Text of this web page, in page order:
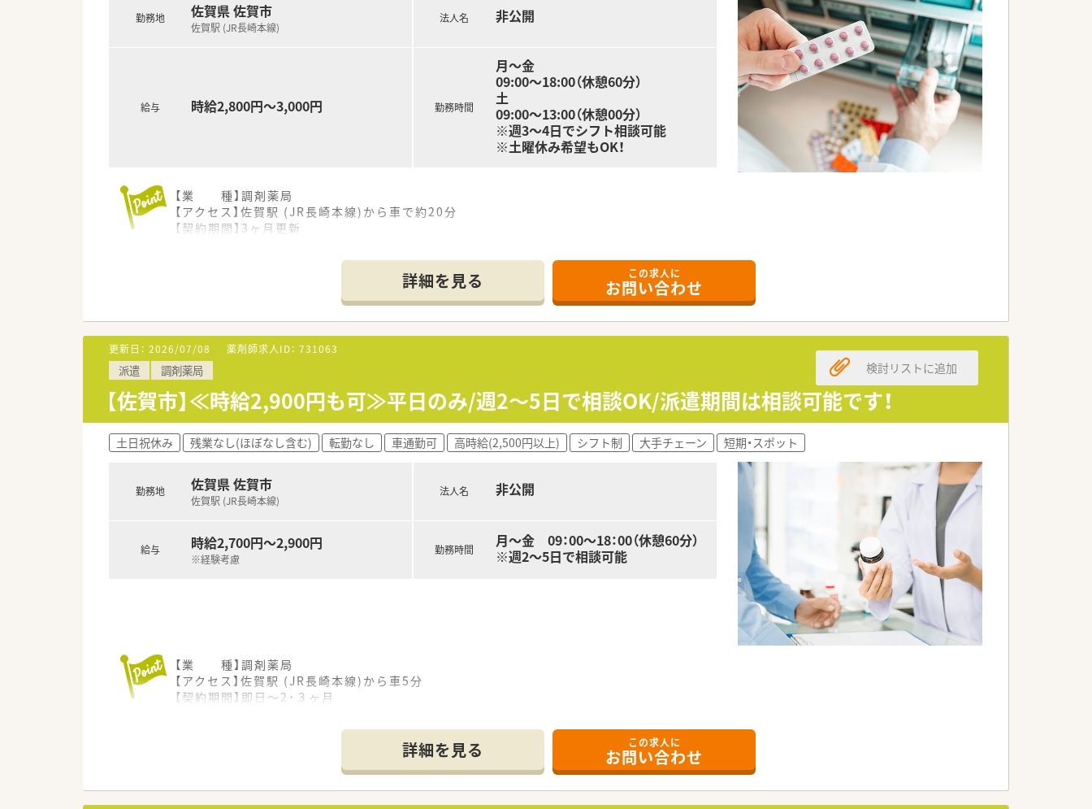
勤務地 佐賀県 佐賀市
佐賀駅 (JR長崎本線)
給与 時給2,800円～3,000円
法人名 非公開
勤務時間
月～金
09:00～18:00（休憩60分）
土
09:00～13:00（休憩00分）
※週3～4日でシフト相談可能
※土曜休み希望もOK！
【業 種】調剤薬局
【アクセス】佐賀駅 (JR長崎本線)から車で約20分
【契約期間】3ヶ月更新
※週3～4日でシフト相談可能
※土曜休み希望もOK！
【応需科目】内科,皮膚科,泌尿器科,透析,在宅(居宅),在宅(施設)
【応需枚数】30～40枚/日
【人員体制】薬剤師 常勤1名 パート1名 事務員 1名
********************************
＼手厚いサポートが魅力のファルマスタッフ／
■万全のサポート体制：2名体制で担当がつきしっかりサポート！
■各種保険を完備：社会保険(週20時間以上)/雇用保険/薬剤師賠償責任保険
■充実の休暇制度：有給休暇(6ヶ月以上勤務)、夏季休暇、慶弔休暇など
ご希望条件に合わせて求人をお探しします！
まずはお気軽にお問い合わせください。
詳細を見る この求人に
お問い合わせ
更新日： 2026/07/08 薬剤師求人ID： 731063
派遣 調剤薬局
【佐賀市】≪時給2,900円も可≫平日のみ/週2～5日で相談OK/派遣期間は相談可能です！
検討リストに追加
土日祝休み 残業なし(ほぼなし含む) 転勤なし 車通勤可 高時給(2,500円以上) シフト制 大手チェーン 短期・スポット
勤務地 佐賀県 佐賀市
佐賀駅 (JR長崎本線)
給与 時給2,700円～2,900円
※経験考慮
法人名 非公開
勤務時間
月～金 09：00～18：00（休憩60分）
※週2～5日で相談可能
【業 種】調剤薬局
【アクセス】佐賀駅 (JR長崎本線)から車5分
【契約期間】即日～2・３ヶ月
【勤務時間】月～金 09：00～18：00（休憩60分）
【人員体制】薬剤師2名、事務員2名
詳細を見る この求人に
お問い合わせ